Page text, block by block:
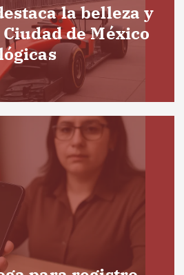
la belleza y
de México